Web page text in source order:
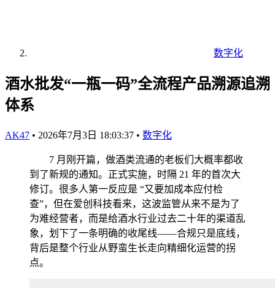
数字化
酒水批发“一瓶一码”全流程产品溯源追溯
体系
AK47 • 2026年7月3日 18:03:37 • 数字化
7 月刚开篇，做酒类流通的老板们大概率都收
到了新规的通知。正式实施，时隔 21 年的首次大
修订。很多人第一反应是 “又要加成本应付检
查”，但在爱创科技看来，这波监管从来不是为了
为难经营者，而是给酒水行业过去二十年的渠道乱
象，划下了一条明确的收尾线——合规只是底线，
背后是整个行业从野蛮生长走向精细化运营的拐
点。